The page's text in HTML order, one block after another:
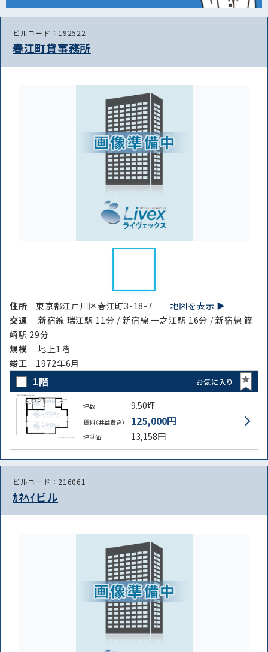
ビルコード：192522
春江町貸事務所
住所東京都江戸川区春江町3-18-7 地図を表示 ▶︎
交通
新宿線 瑞江駅 11分 / 新宿線 一之江駅 16分 / 新宿線 篠
崎駅 29分
規模
地上1階
竣⼯ 1972年6月
1階 お気に入り
坪数 9.50坪
賃料（共益費込） 125,000円
坪単価 13,158円
ビルコード：216061
ｶﾈﾍｲビル